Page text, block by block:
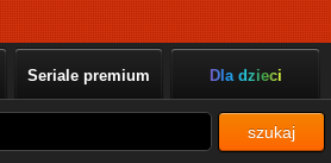
Seriale premium Dla dzieci
szukaj